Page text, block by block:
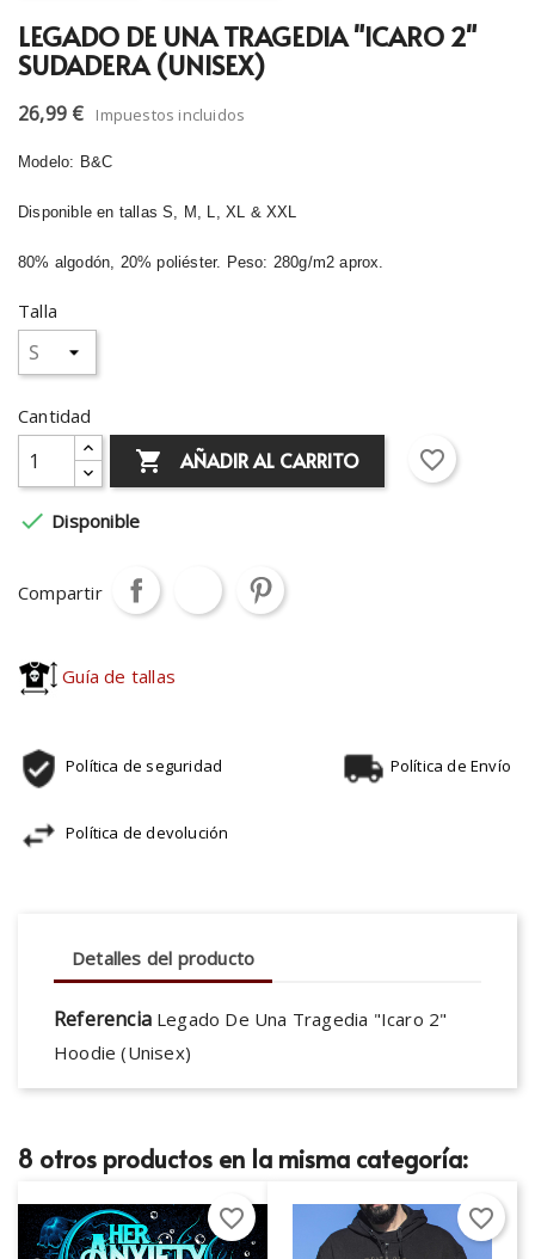
LEGADO DE UNA TRAGEDIA "ICARO 2"
SUDADERA (UNISEX)
26,99 € Impuestos incluidos
Modelo: B&C
Disponible en tallas S, M, L, XL & XXL
80% algodón, 20% poliéster. Peso: 280g/m2 aprox.
Talla
Cantidad
 AÑADIR AL CARRITO favorite_border
 Disponible
Compartir
Guía de tallas
Política de seguridad Política de Envío
Política de devolución
Detalles del producto
Referencia Legado De Una Tragedia "Icaro 2"
Hoodie (Unisex)
8 otros productos en la misma categoría:
favorite_border favorite_border